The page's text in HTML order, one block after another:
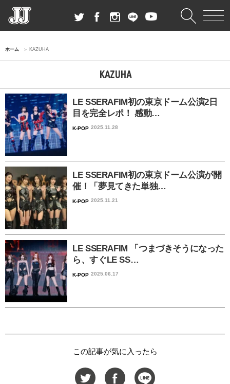
ホーム KAZUHA
KAZUHA
LE SSERAFIM初の東京ドーム公演2日
目を完全レポ！ 感動…
K-POP 2025.11.28
LE SSERAFIM初の東京ドーム公演が開
催！「夢見てきた単独…
K-POP 2025.11.21
LE SSERAFIM 「つまづきそうになった
ら、すぐLE SS…
K-POP 2025.06.17
この記事が気に入ったら